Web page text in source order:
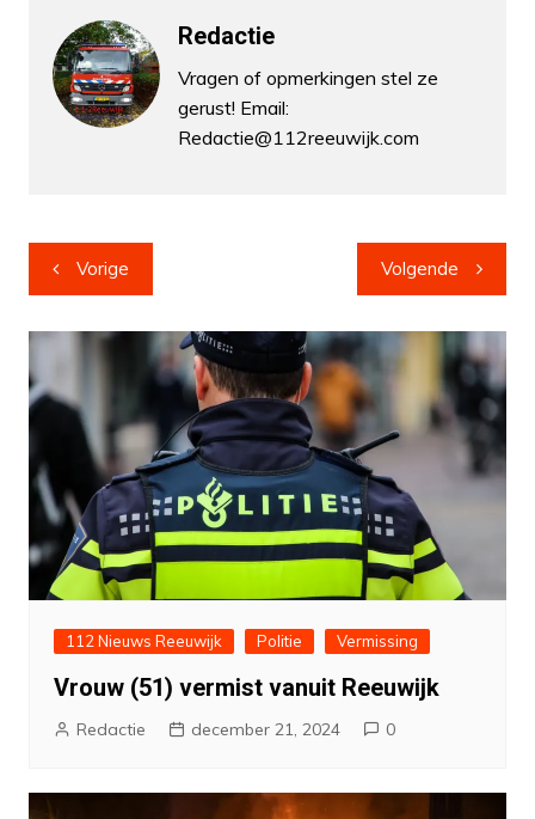
Redactie
Vragen of opmerkingen stel ze
gerust! Email:
Redactie@112reeuwijk.com
Bericht
navigatie
Vorige Volgende
112 Nieuws Reeuwijk Politie Vermissing
Vrouw (51) vermist vanuit Reeuwijk
Redactie december 21, 2024 0